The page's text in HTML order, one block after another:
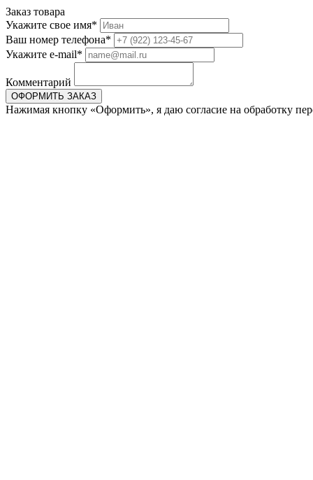
Заказ товара
Укажите свое имя*
Ваш номер телефона*
Укажите e-mail*
Комментарий
Нажимая кнопку «Оформить», я даю согласие на обработку